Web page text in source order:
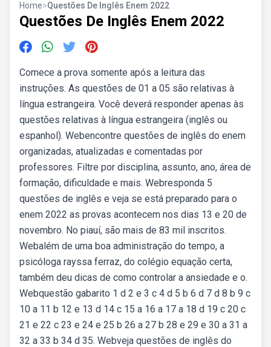
Home>Questões De Inglês Enem 2022
Questões De Inglês Enem 2022
Comece a prova somente após a leitura das
instruções. As questões de 01 a 05 são relativas à
língua estrangeira. Você deverá responder apenas às
questões relativas à língua estrangeira (inglês ou
espanhol). Webencontre questões de inglês do enem
organizadas, atualizadas e comentadas por
professores. Filtre por disciplina, assunto, ano, área de
formação, dificuldade e mais. Webresponda 5
questões de inglês e veja se está preparado para o
enem 2022 as provas acontecem nos dias 13 e 20 de
novembro. No piauí, são mais de 83 mil inscritos.
Webalém de uma boa administração do tempo, a
psicóloga rayssa ferraz, do colégio equação certa,
também deu dicas de como controlar a ansiedade e o.
Webquestão gabarito 1 d 2 e 3 c 4 d 5 b 6 d 7 d 8 b 9 c
10 a 11 b 12 e 13 d 14 c 15 a 16 a 17 a 18 d 19 c 20 c
21 e 22 c 23 e 24 e 25 b 26 a 27 b 28 e 29 e 30 a 31 a
32 a 33 b 34 d 35. Webveja questões de inglês do